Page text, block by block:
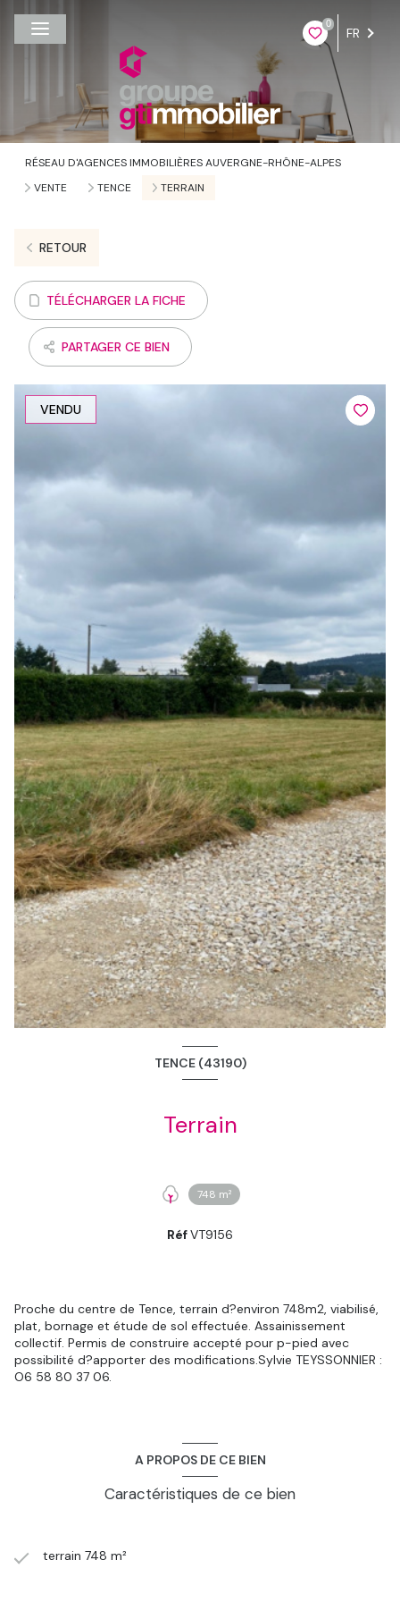
0
FR
RÉSEAU D'AGENCES IMMOBILIÈRES AUVERGNE-RHÔNE-ALPES
VENTE
TENCE TERRAIN
RETOUR
TÉLÉCHARGER LA FICHE
PARTAGER CE BIEN
VENDU
TENCE (43190)
Terrain
748 m²
RéfVT9156
Proche du centre de Tence, terrain d?environ 748m2, viabilisé,
plat, bornage et étude de sol effectuée. Assainissement
collectif. Permis de construire accepté pour p-pied avec
possibilité d?apporter des modifications.Sylvie TEYSSONNIER :
O6 58 80 37 06.
A PROPOS DE CE BIEN
Caractéristiques de ce bien
terrain 748 m²